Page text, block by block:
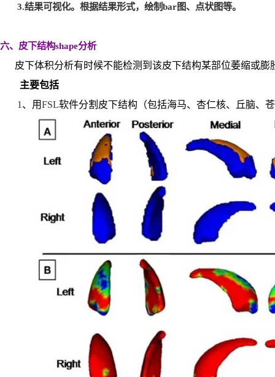
3.结果可视化。根据结果形式，绘制bar图、点状图等。
六、皮下结构shape分析
皮下体积分析有时候不能检测到该皮下结构某部位萎缩或膨
主要包括
1 、 用FSL软件分割皮下结构（包括海马、杏仁核、丘脑、